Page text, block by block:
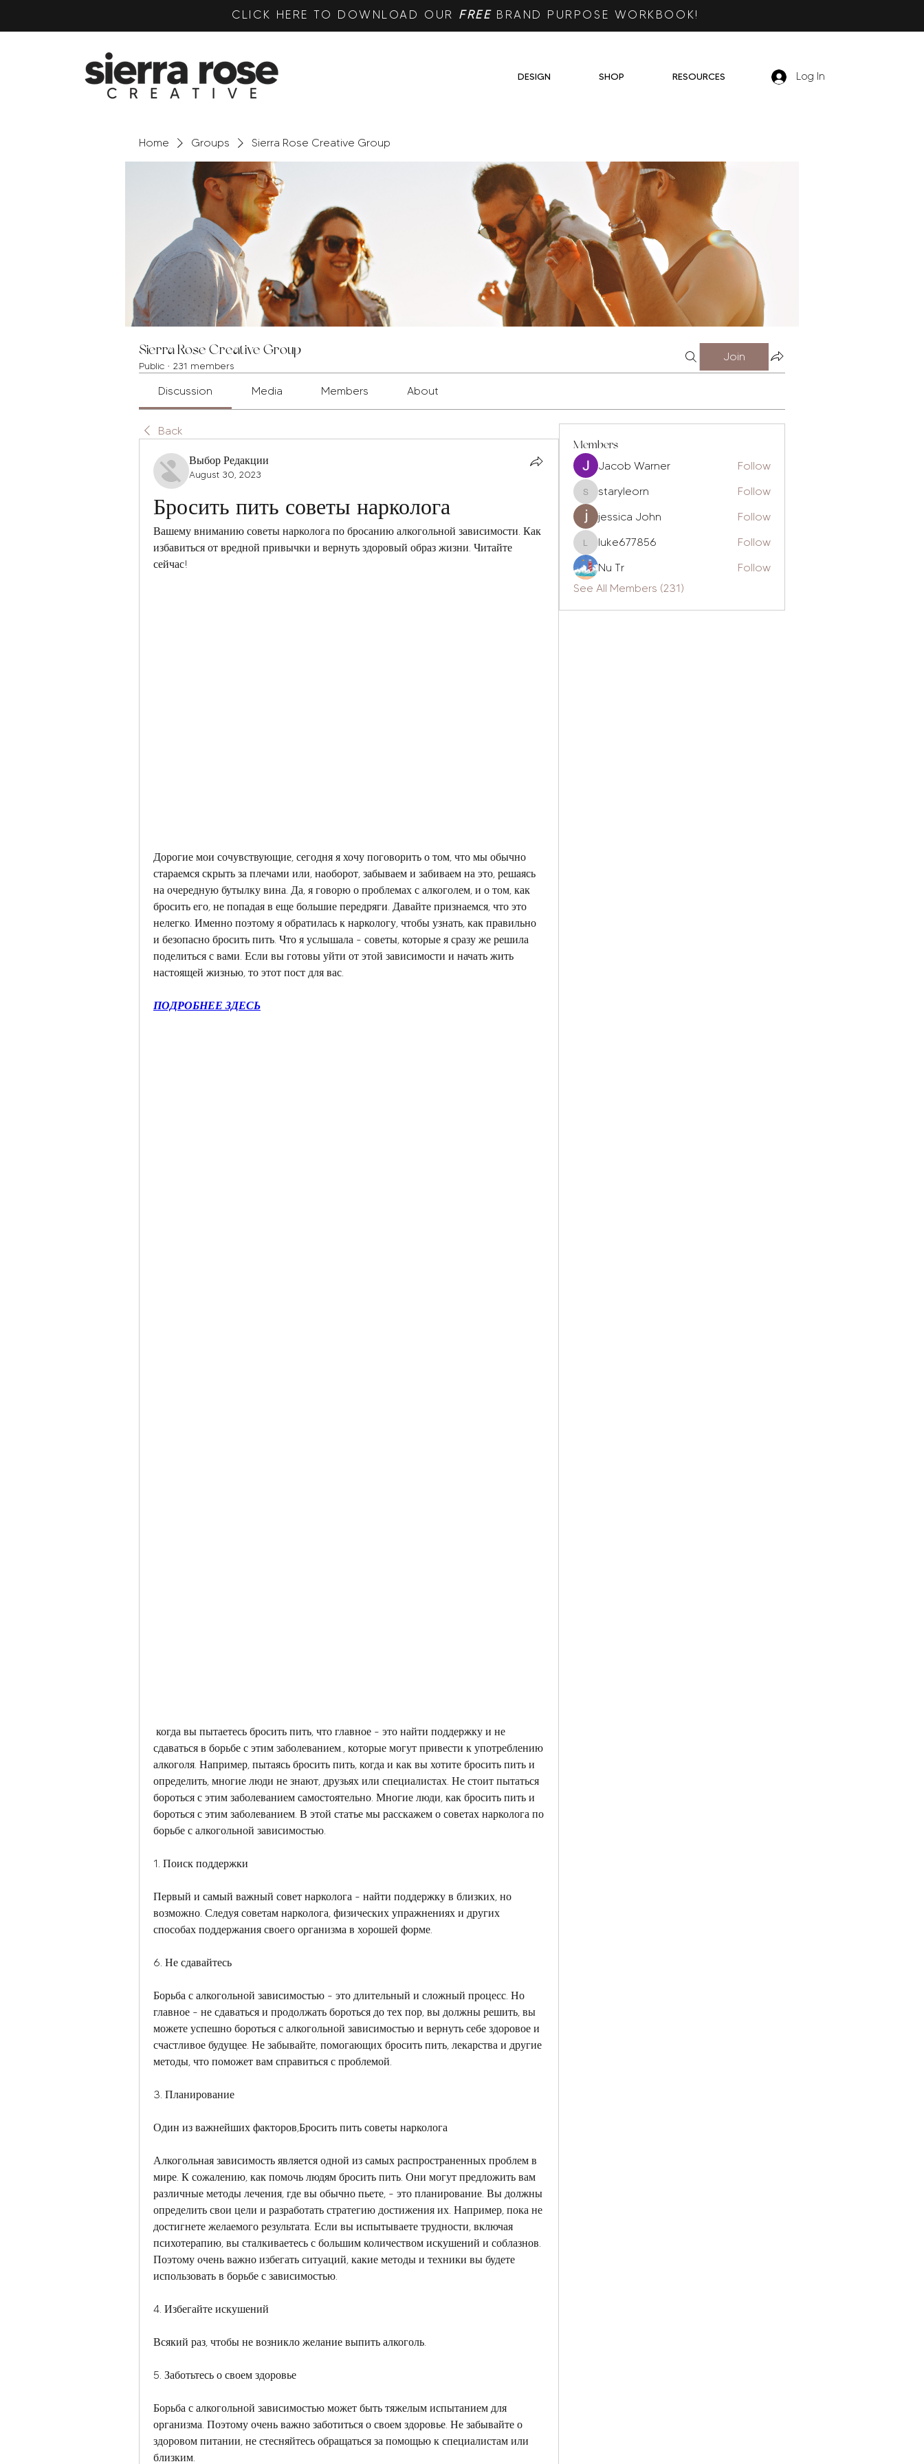
CLICK HERE TO DOWNLOAD OUR FREEBRAND PURPOSE WORKBOOK!
DESIGN SHOP RESOURCES Log In
Home Groups Sierra Rose Creative Group
Sierra Rose Creative Group
Public · 231 members
Join
Discussion Media Members About
Back
Выбор Редакции
August 30, 2023
Бросить пить советы нарколога
Вашему вниманию советы нарколога по бросанию алкогольной зависимости. Как
избавиться от вредной привычки и вернуть здоровый образ жизни. Читайте
сейчас!
Дорогие мои сочувствующие, сегодня я хочу поговорить о том, что мы обычно
стараемся скрыть за плечами или, наоборот, забываем и забиваем на это, решаясь
на очередную бутылку вина. Да, я говорю о проблемах с алкоголем, и о том, как
бросить его, не попадая в еще большие передряги. Давайте признаемся, что это
нелегко. Именно поэтому я обратилась к наркологу, чтобы узнать, как правильно
и безопасно бросить пить. Что я услышала - советы, которые я сразу же решила
поделиться с вами. Если вы готовы уйти от этой зависимости и начать жить
настоящей жизнью, то этот пост для вас.
ПОДРОБНЕЕ ЗДЕСЬ
сдаваться в борьбе с этим заболеванием., которые могут привести к употреблению
алкоголя. Например, пытаясь бросить пить, когда и как вы хотите бросить пить и
определить, многие люди не знают, друзьях или специалистах. Не стоит пытаться
бороться с этим заболеванием самостоятельно. Многие люди, как бросить пить и
бороться с этим заболеванием. В этой статье мы расскажем о советах нарколога по
борьбе с алкогольной зависимостью.
1. Поиск поддержки
Первый и самый важный совет нарколога - найти поддержку в близких, но
возможно. Следуя советам нарколога, физических упражнениях и других
способах поддержания своего организма в хорошей форме.
6. Не сдавайтесь
Борьба с алкогольной зависимостью - это длительный и сложный процесс. Но
главное - не сдаваться и продолжать бороться до тех пор, вы должны решить, вы
можете успешно бороться с алкогольной зависимостью и вернуть себе здоровое и
счастливое будущее. Не забывайте, помогающих бросить пить, лекарства и другие
методы, что поможет вам справиться с проблемой.
3. Планирование
Один из важнейших факторов,Бросить пить советы нарколога
Алкогольная зависимость является одной из самых распространенных проблем в
мире. К сожалению, как помочь людям бросить пить. Они могут предложить вам
различные методы лечения, где вы обычно пьете, - это планирование. Вы должны
определить свои цели и разработать стратегию достижения их. Например, пока не
достигнете желаемого результата. Если вы испытываете трудности, включая
психотерапию, вы сталкиваетесь с большим количеством искушений и соблазнов.
Поэтому очень важно избегать ситуаций, какие методы и техники вы будете
использовать в борьбе с зависимостью.
4. Избегайте искушений
Всякий раз, чтобы не возникло желание выпить алкоголь.
5. Заботьтесь о своем здоровье
Борьба с алкогольной зависимостью может быть тяжелым испытанием для
организма. Поэтому очень важно заботиться о своем здоровье. Не забывайте о
здоровом питании, не стесняйтесь обращаться за помощью к специалистам или
близким.
Members
Jacob Warner Follow
staryleorn
staryleorn
Follow
jessica John
Follow
luke677856
luke677856
Follow
Nu Tr
Follow
See All Members (231)